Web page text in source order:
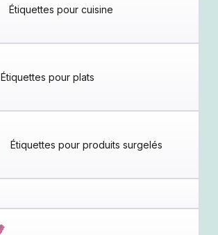
Étiquettes pour cuisine
Étiquettes pour plats
Étiquettes pour produits surgelés